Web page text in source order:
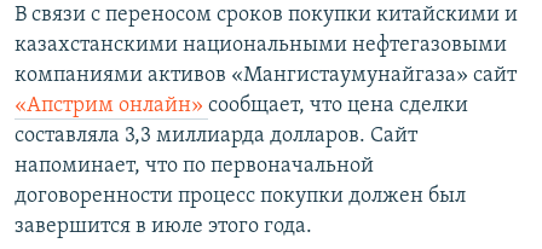
В связи с переносом сроков покупки китайскими и
казахстанскими национальными нефтегазовыми
компаниями активов «Мангистаумунайгаза» сайт
«Апстрим онлайн» сообщает, что цена сделки
составляла 3,3 миллиарда долларов. Сайт
напоминает, что по первоначальной
договоренности процесс покупки должен был
завершится в июле этого года.